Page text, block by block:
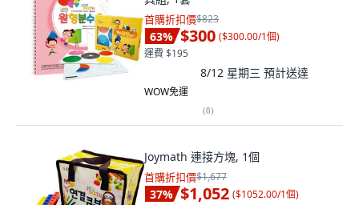
首購折扣價$823
63% $300 ($300.00/1個)
運費 $195
8/12 星期三 預計送達
WOW免運
(8)
Joymath 連接方塊, 1個
首購折扣價$1,677
37% $1,052 ($1052.00/1個)